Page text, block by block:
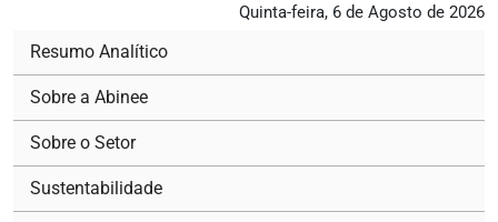
Quinta-feira, 6 de Agosto de 2026
Resumo Analítico
Sobre a Abinee
Sobre o Setor
Sustentabilidade